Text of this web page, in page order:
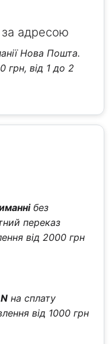
адресою
Нова Пошта.
грн, від 1 до 2
без
переказ
від 2000 грн
на сплату
від 1000 грн